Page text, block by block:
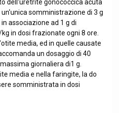
dell'uretrite gonococcica acuta
somministrazione di 3 g
associazione ad 1 g di
in dosi frazionate ogni 8 ore.
media, ed in quelle causate
un dosaggio di 40
giornaliera di1 g.
media e nella faringite, la do
somministrata in dosi